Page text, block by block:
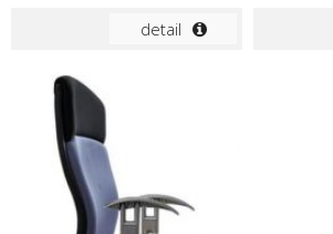
detail